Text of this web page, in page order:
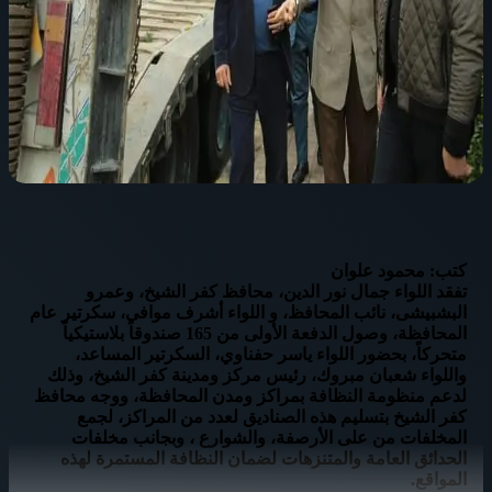
كتب: محمود علوان
تفقد اللواء جمال نور الدين، محافظ كفر الشيخ، وعمرو
البشبيشى، نائب المحافظ، و اللواء أشرف موافى، سكرتير عام
المحافظة، وصول الدفعة الأولى من 165 صندوقاً بلاستيكياً
متحركاً، بحضور اللواء ياسر حفناوي، السكرتير المساعد،
واللواء شعبان مبروك، رئيس مركز ومدينة كفر الشيخ، وذلك
لدعم منظومة النظافة بمراكز ومدن المحافظة، ووجه محافظ
كفر الشيخ بتسليم هذه الصناديق لعدد من المراكز، لجمع
المخلفات من على الأرصفة، والشوارع ، وبجانب مخلفات
الحدائق العامة والمتنزهات لضمان النظافة المستمرة لهذه
المواقع.